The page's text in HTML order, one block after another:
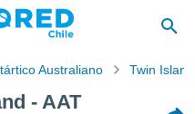
Australiano Twin Island
- AAT